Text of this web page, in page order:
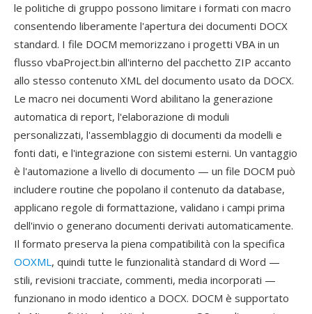
le politiche di gruppo possono limitare i formati con macro
consentendo liberamente l'apertura dei documenti DOCX
standard. I file DOCM memorizzano i progetti VBA in un
flusso vbaProject.bin all'interno del pacchetto ZIP accanto
allo stesso contenuto XML del documento usato da DOCX.
Le macro nei documenti Word abilitano la generazione
automatica di report, l'elaborazione di moduli
personalizzati, l'assemblaggio di documenti da modelli e
fonti dati, e l'integrazione con sistemi esterni. Un vantaggio
è l'automazione a livello di documento — un file DOCM può
includere routine che popolano il contenuto da database,
applicano regole di formattazione, validano i campi prima
dell'invio o generano documenti derivati automaticamente.
Il formato preserva la piena compatibilità con la specifica
OOXML, quindi tutte le funzionalità standard di Word —
stili, revisioni tracciate, commenti, media incorporati —
funzionano in modo identico a DOCX. DOCM è supportato